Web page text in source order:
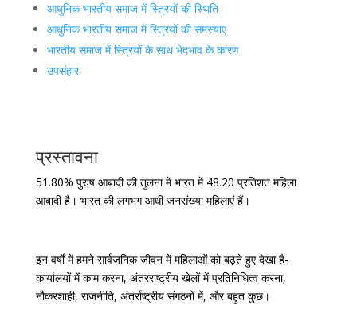
आधुनिक भारतीय समाज में स्त्रियों की स्थिति
आधुनिक भारतीय समाज में स्त्रियों की समस्याएं
भारतीय समाज में स्त्रियों के साथ भेदभाव के कारण
उपसंहार
प्रस्तावना
51.80% पुरुष आबादी की तुलना में भारत में 48.20 प्रतिशत महिला
आबादी है। भारत की लगभग आधी जनसंख्या महिलाएं हैं।
इन वर्षों में हमने सार्वजनिक जीवन में महिलाओं को बढ़ते हुए देखा है-
कार्यालयों में काम करना, अंतरराष्ट्रीय खेलों में प्रतिनिधित्व करना,
नौकरशाही, राजनीति, अंतर्राष्ट्रीय संगठनों में, और बहुत कुछ।